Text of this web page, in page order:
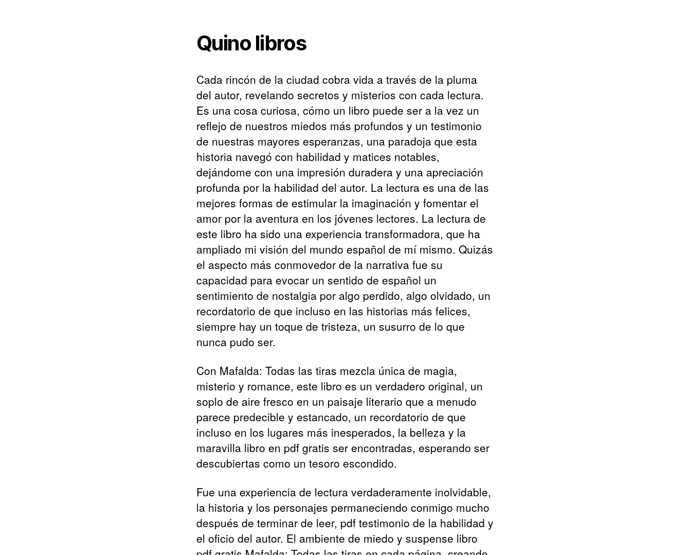
Quino libros
Cada rincón de la ciudad cobra vida a través de la pluma
del autor, revelando secretos y misterios con cada lectura.
Es una cosa curiosa, cómo un libro puede ser a la vez un
reflejo de nuestros miedos más profundos y un testimonio
de nuestras mayores esperanzas, una paradoja que esta
historia navegó con habilidad y matices notables,
dejándome con una impresión duradera y una apreciación
profunda por la habilidad del autor. La lectura es una de las
mejores formas de estimular la imaginación y fomentar el
amor por la aventura en los jóvenes lectores. La lectura de
este libro ha sido una experiencia transformadora, que ha
ampliado mi visión del mundo español de mí mismo. Quizás
el aspecto más conmovedor de la narrativa fue su
capacidad para evocar un sentido de español un
sentimiento de nostalgia por algo perdido, algo olvidado, un
recordatorio de que incluso en las historias más felices,
siempre hay un toque de tristeza, un susurro de lo que
nunca pudo ser.
Con Mafalda: Todas las tiras mezcla única de magia,
misterio y romance, este libro es un verdadero original, un
soplo de aire fresco en un paisaje literario que a menudo
parece predecible y estancado, un recordatorio de que
incluso en los lugares más inesperados, la belleza y la
maravilla libro en pdf gratis ser encontradas, esperando ser
descubiertas como un tesoro escondido.
Fue una experiencia de lectura verdaderamente inolvidable,
la historia y los personajes permaneciendo conmigo mucho
después de terminar de leer, pdf testimonio de la habilidad y
el oficio del autor. El ambiente de miedo y suspense libro